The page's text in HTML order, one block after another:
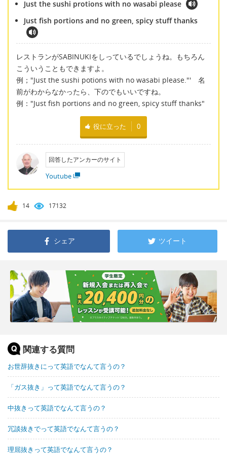
Just the sushi protions with no wasabi please
Just fish portions and no green, spicy stuff thanks
レストランがSABINUKIをしっているでしょうね。もちろん
こういうこともできますよ。
例；"Just the sushi potions with no wasabi please."' 名
前がわからなかったら、下のでもいいですね。
例："Just fish portions and no green, spicy stuff thanks"
役に立った 0
回答したアンカーのサイト
Youtube
14 17132
シェア ツイート
関連する質問
お世辞抜きにって英語でなんて言うの？
「ガス抜き」って英語でなんて言うの？
中抜きって英語でなんて言うの？
冗談抜きでって英語でなんて言うの？
理屈抜きって英語でなんて言うの？